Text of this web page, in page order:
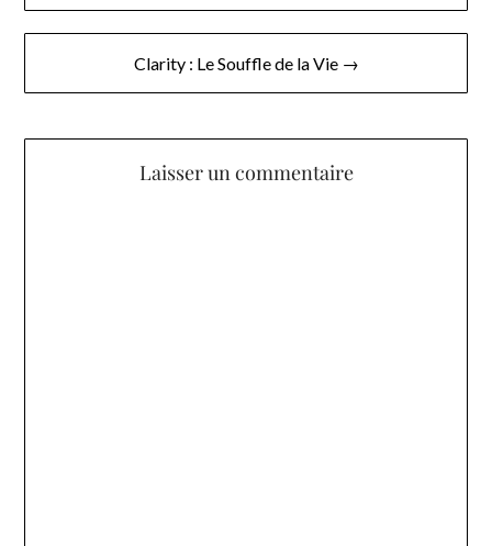
de
Clarity : Le Souffle de la Vie →
Laisser un commentaire